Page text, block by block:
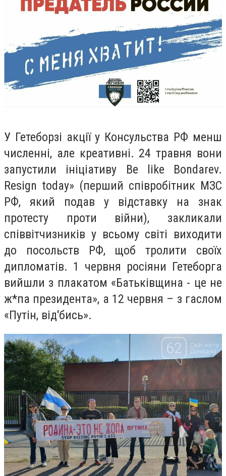
У Гетеборзі акції у Консульства РФ менш
численні, але креативні. 24 травня вони
запустили ініціативу Be like Bondarev.
Resign today» (перший співробітник МЗС
РФ, який подав у відставку на знак
протесту проти війни), закликали
співвітчизників у всьому світі виходити
до посольств РФ, щоб тролити своїх
дипломатів. 1 червня росіяни Гетеборга
вийшли з плакатом «Батьківщина - це не
ж*па президента», а 12 червня – з гаслом
«Путін, від'бись».